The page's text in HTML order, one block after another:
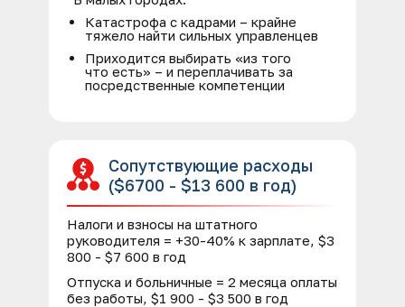
Катастрофа с кадрами – крайне
тяжело найти сильных управленцев
Приходится выбирать «из того
что есть» – и переплачивать за
посредственные компетенции
Сопутствующие расходы
($6700 - $13 600 в год)
Налоги и взносы на штатного
руководителя = +30-40% к зарплате, $3
800 - $7 600 в год
Отпуска и больничные = 2 месяца оплаты
без работы, $1 900 - $3 500 в год